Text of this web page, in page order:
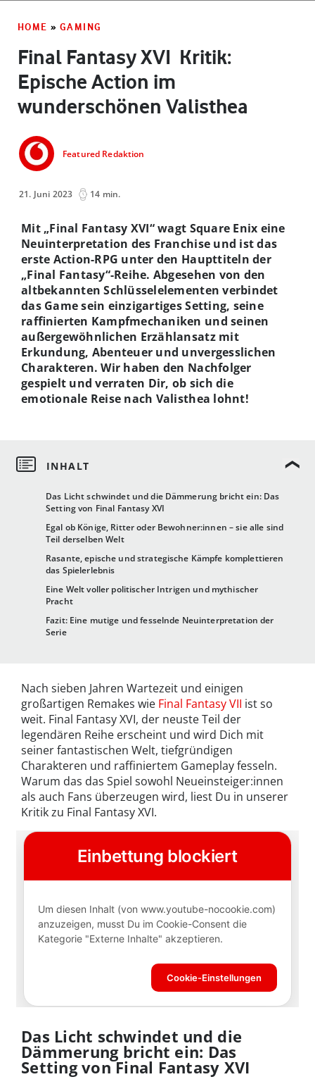
HOME » GAMING
Final Fantasy XVI ­ Kritik:
Epische Action im
wunderschönen Valisthea
Featured Redaktion
21. Juni 2023 14 min.
Das Licht schwindet und die Dämmerung bricht ein: Das
Setting von Final Fantasy XVI
Egal ob Könige, Ritter oder Bewohner:innen – sie alle sind
Teil derselben Welt
Rasante, epische und strategische Kämpfe komplettieren
das Spielerlebnis
Eine Welt voller politischer Intrigen und mythischer
Pracht
Fazit: Eine mutige und fesselnde Neuinterpretation der
Serie
Mit „Final Fantasy XVI“ wagt Square Enix eine
Neuinterpretation des Franchise und ist das
erste Action-RPG unter den Haupttiteln der
„Final Fantasy“-Reihe. Abgesehen von den
altbekannten Schlüsselelementen verbindet
das Game sein einzigartiges Setting, seine
raffinierten Kampfmechaniken und seinen
außergewöhnlichen Erzählansatz mit
Erkundung, Abenteuer und unvergesslichen
Charakteren. Wir haben den Nachfolger
gespielt und verraten Dir, ob sich die
emotionale Reise nach Valisthea lohnt!
Nach sieben Jahren Wartezeit und einigen
großartigen Remakes wie Final Fantasy VII ist so
weit. Final Fantasy XVI, der neuste Teil der
legendären Reihe erscheint und wird Dich mit
seiner fantastischen Welt, tiefgründigen
Charakteren und raffiniertem Gameplay fesseln.
Warum das das Spiel sowohl Neueinsteiger:innen
als auch Fans überzeugen wird, liest Du in unserer
Kritik zu Final Fantasy XVI.
Das Licht schwindet und die
Dämmerung bricht ein: Das
Setting von Final Fantasy XVI